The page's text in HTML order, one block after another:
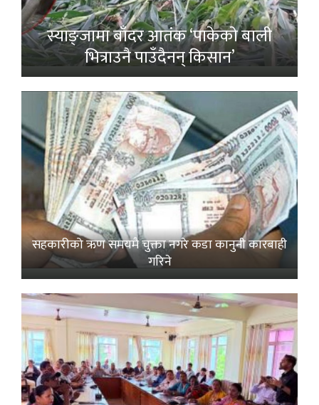
स्याङ्जामा बाँदर आतंक ‘पाकेको बाली
भित्राउनै पाउँदैनन् किसान’
सहकारीको ऋण समयमै चुक्ता नगरे कडा कानुनी कारबाही
गरिने